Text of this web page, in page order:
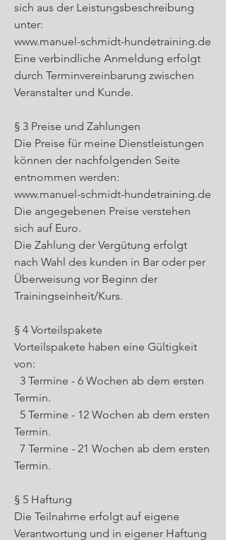
sich aus der Leistungsbeschreibung
unter:
www.manuel-schmidt-hundetraining.de
Eine verbindliche Anmeldung erfolgt
durch Terminvereinbarung zwischen
Veranstalter und Kunde.
§ 3 Preise und Zahlungen
Die Preise für meine Dienstleistungen
können der nachfolgenden Seite
entnommen werden:
www.manuel-schmidt-hundetraining.de
Die angegebenen Preise verstehen
sich auf Euro.
Die Zahlung der Vergütung erfolgt
nach Wahl des kunden in Bar oder per
Überweisung vor Beginn der
Trainingseinheit/Kurs.
§ 4 Vorteilspakete
Vorteilspakete haben eine Gültigkeit
von:
3 Termine - 6 Wochen ab dem ersten
Termin.
5 Termine - 12 Wochen ab dem ersten
Termin.
7 Termine - 21 Wochen ab dem ersten
Termin.
§ 5 Haftung
Die Teilnahme erfolgt auf eigene
Verantwortung und in eigener Haftung